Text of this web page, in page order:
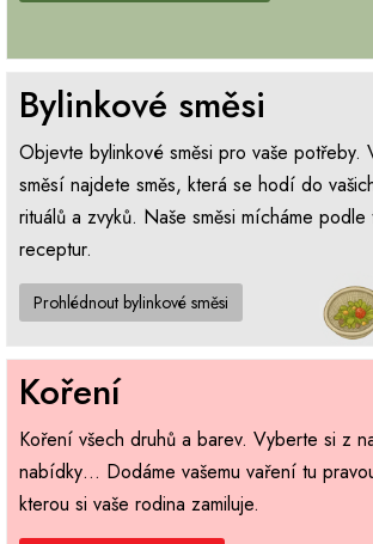
Bylinkové směsi
Objevte bylinkové směsi pro vaše potřeby.
směsí najdete směs, která se hodí do
rituálů a zvyků. Naše směsi mícháme
receptur.
Prohlédnout bylinkové směsi
Koření
Koření všech druhů a barev. Vyberte si z
nabídky… Dodáme vašemu vaření tu
kterou si vaše rodina zamiluje.